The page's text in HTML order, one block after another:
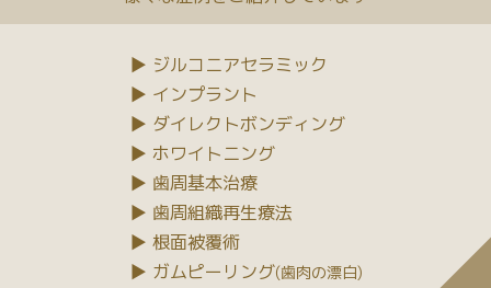
▶ ジルコニアセラミック
▶ インプラント
▶ ダイレクトボンディング
▶ ホワイトニング
▶ 歯周基本治療
▶ 歯周組織再生療法
▶ 根面被覆術
▶ ガムピーリング(歯肉の漂白)